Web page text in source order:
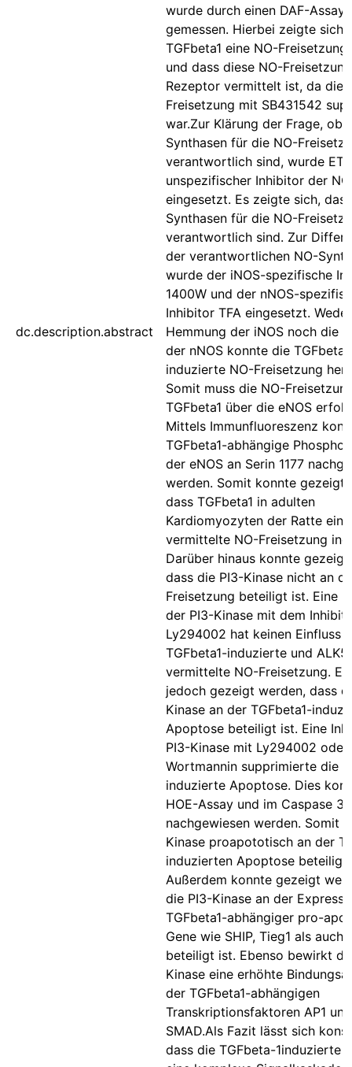
dc.description.abstract
wurde durch einen DAF-Assay
gemessen. Hierbei zeigte sich,
TGFbeta1 eine NO-
und dass diese NO-
Rezeptor vermittelt ist, da die
Freisetzung mit SB431542
war.Zur Klärung der Frage, ob
Synthasen für die NO-
verantwortlich sind, wurde
unspezifischer Inhibitor der
eingesetzt. Es zeigte sich,
Synthasen für die NO-
verantwortlich sind. Zur
der verantwortlichen NO-
wurde der iNOS-spezifische
1400W und der nNOS-
Inhibitor TFA eingesetzt.
Hemmung der iNOS noch die
der nNOS konnte die
induzierte NO-Freisetzung
Somit muss die NO-
TGFbeta1 über die eNOS
Mittels Immunfluoreszenz
TGFbeta1-abhängige
der eNOS an Serin 1177
werden. Somit konnte gezeigt
dass TGFbeta1 in adulten
Kardiomyozyten der Ratte
vermittelte NO-Freisetzung
Darüber hinaus konnte
dass die PI3-Kinase nicht an
Freisetzung beteiligt ist. Eine
der PI3-Kinase mit dem
Ly294002 hat keinen Einfluss
TGFbeta1-induzierte und
vermittelte NO-Freisetzung.
jedoch gezeigt werden, dass
Kinase an der TGFbeta1-
Apoptose beteiligt ist. Eine
PI3-Kinase mit Ly294002 oder
Wortmannin supprimierte die
induzierte Apoptose. Dies
HOE-Assay und im Caspase
nachgewiesen werden. Somit
Kinase proapototisch an der
induzierten Apoptose beteiligt.
Außerdem konnte gezeigt
die PI3-Kinase an der
TGFbeta1-abhängiger pro-
Gene wie SHIP, Tieg1 als auch
beteiligt ist. Ebenso bewirkt
Kinase eine erhöhte
der TGFbeta1-abhängigen
Transkriptionsfaktoren AP1 und
SMAD.Als Fazit lässt sich
dass die TGFbeta-1induzierte